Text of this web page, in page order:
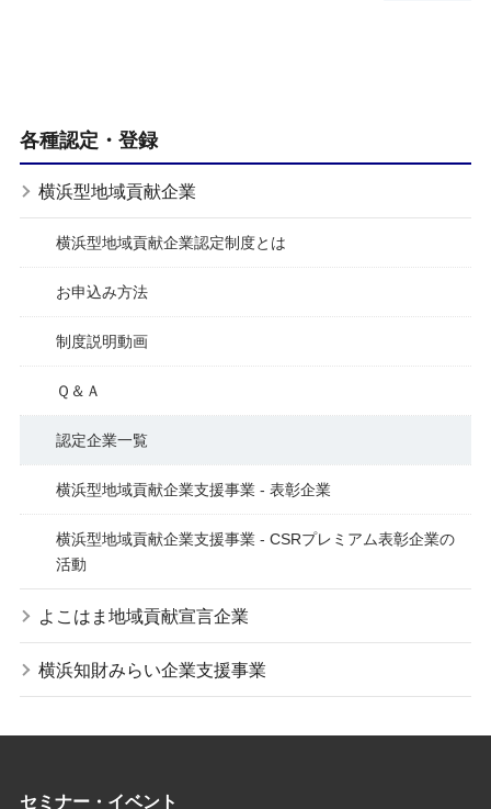
各種認定・登録
横浜型地域貢献企業
横浜型地域貢献企業認定制度とは
お申込み方法
制度説明動画
Ｑ＆Ａ
認定企業一覧
横浜型地域貢献企業支援事業 - 表彰企業
横浜型地域貢献企業支援事業 - CSRプレミアム表彰企業の
活動
よこはま地域貢献宣言企業
横浜知財みらい企業支援事業
セミナー・イベント